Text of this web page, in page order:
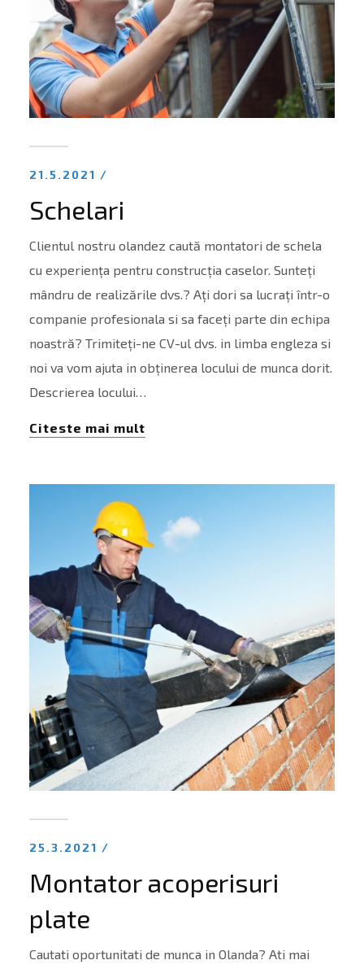
21.5.2021 /
Schelari
Clientul nostru olandez caută montatori de schela
cu experiența pentru construcția caselor. Sunteți
mândru de realizările dvs.? Ați dori sa lucrați într-o
companie profesionala si sa faceți parte din echipa
noastră? Trimiteți-ne CV-ul dvs. in limba engleza si
noi va vom ajuta in obținerea locului de munca dorit.
Descrierea locului…
Citeste mai mult
25.3.2021 /
Montator acoperisuri
plate
Cautati oportunitati de munca in Olanda? Ati mai